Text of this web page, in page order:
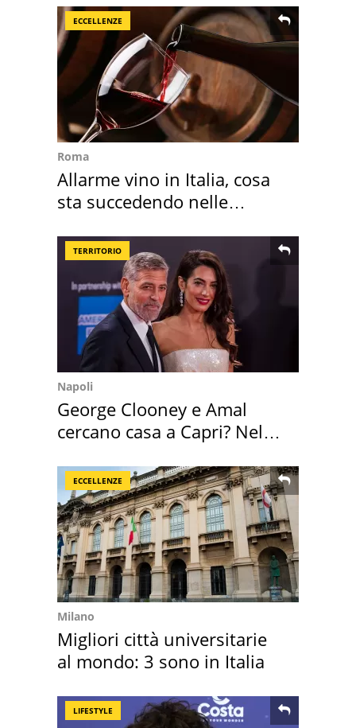
ECCELLENZE
Roma
Allarme vino in Italia, cosa
sta succedendo nelle
TERRITORIO
Napoli
George Clooney e Amal
cercano casa a Capri? Nel
ECCELLENZE
Milano
Migliori città universitarie
al mondo: 3 sono in Italia
LIFESTYLE